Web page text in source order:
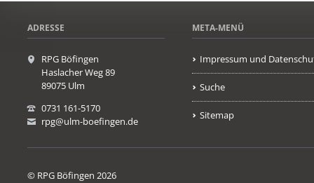
ADRESSE
RPG Böfingen
Haslacher Weg 89
89075 Ulm
0731 161-5170
rpg@ulm-boefingen.de
META-MENÜ
Impressum und
Suche
Sitemap
© RPG Böfingen 2026